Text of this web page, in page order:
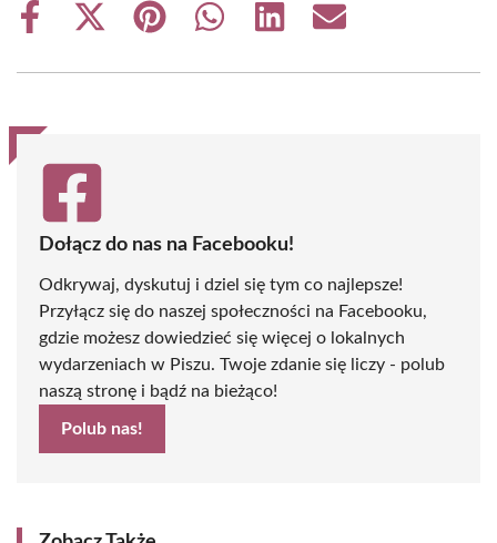
Share
Share
(Twitter)
Share
Share
Share
Share
Dołącz do nas na Facebooku!
Odkrywaj, dyskutuj i dziel się tym co najlepsze!
Przyłącz się do naszej społeczności na Facebooku,
gdzie możesz dowiedzieć się więcej o lokalnych
wydarzeniach w Piszu. Twoje zdanie się liczy - polub
naszą stronę i bądź na bieżąco!
Polub nas!